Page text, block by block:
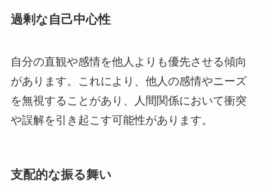
過剰な自己中心性
自分の直観や感情を他人よりも優先させる傾向
があります。これにより、他人の感情やニーズ
を無視することがあり、人間関係において衝突
や誤解を引き起こす可能性があります。
支配的な振る舞い